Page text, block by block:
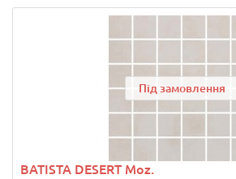
Під замовлення
BATISTA DESERT Moz.